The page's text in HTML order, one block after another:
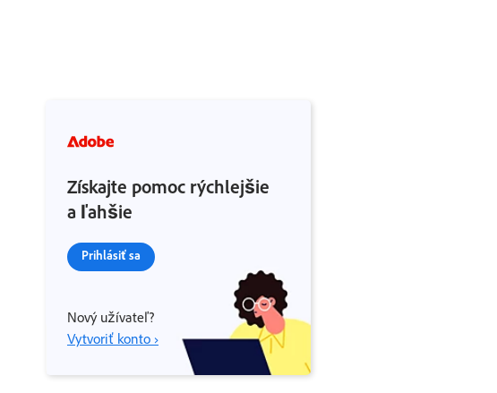
Získajte pomoc rýchlejšie
a ľahšie
Prihlásiť sa
Nový užívateľ?
Vytvoriť konto ›